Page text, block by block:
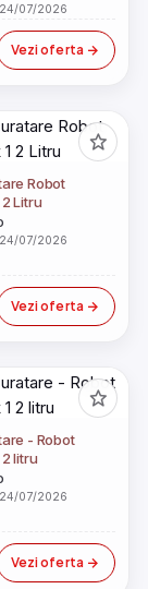
07/2026
Vezi oferta
Robot
Litru
07/2026
Vezi oferta
- Robot
litru
07/2026
Vezi oferta